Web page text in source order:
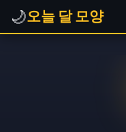
🌙오늘 달 모양